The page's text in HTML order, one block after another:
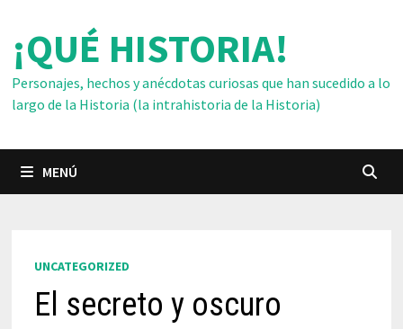
contenido
¡QUÉ HISTORIA!
Personajes, hechos y anécdotas curiosas que han sucedido a lo
largo de la Historia (la intrahistoria de la Historia)
MENÚ
UNCATEGORIZED
El secreto y oscuro